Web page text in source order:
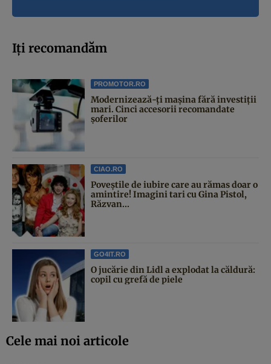
Iți recomandăm
PROMOTOR.RO
Modernizează-ți mașina fără investiții
mari. Cinci accesorii recomandate
șoferilor
CIAO.RO
Poveştile de iubire care au rămas doar o
amintire! Imagini tari cu Gina Pistol,
Răzvan...
GO4IT.RO
O jucărie din Lidl a explodat la căldură:
copil cu grefă de piele
Cele mai noi articole